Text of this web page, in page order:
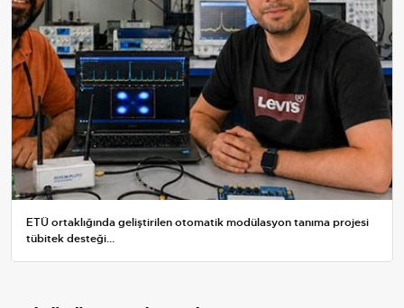
ETÜ ortaklığında geliştirilen otomatik modülasyon tanıma projesi
tübitek desteği...